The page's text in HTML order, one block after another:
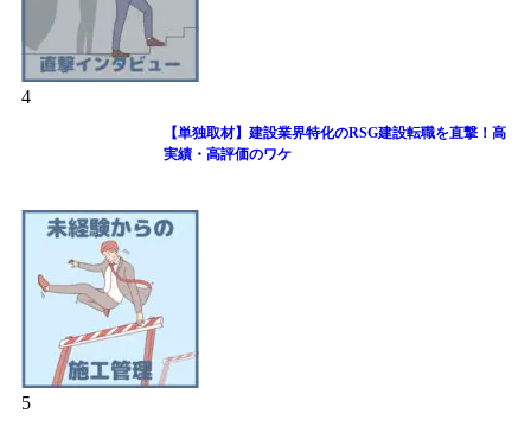
4
【単独取材】建設業界特化のRSG建設転職を直撃！高
実績・高評価のワケ
5